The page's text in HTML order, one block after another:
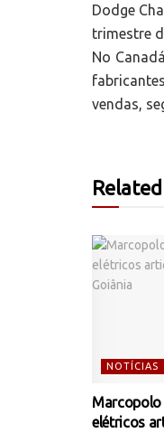
Dodge
trimestre
No
vendas,
Related
NOTÍCIAS
Marcopolo
elétricos